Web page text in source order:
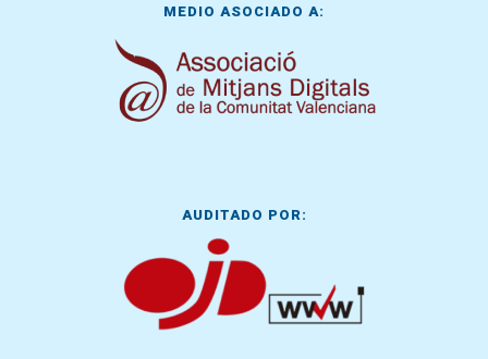
MEDIO ASOCIADO A:
AUDITADO POR: